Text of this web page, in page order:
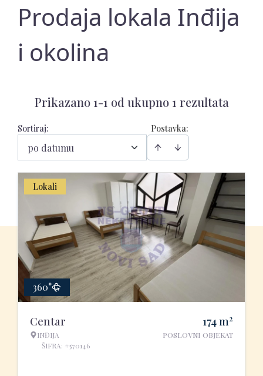
Prodaja lokala Inđija
i okolina
Prikazano 1-1 od ukupno 1 rezultata
Postavka:
Sortiraj:
po datumu
Lokali
360°
Centar
INĐIJA
ŠIFRA: #570146
174m2
POSLOVNI OBJEKAT